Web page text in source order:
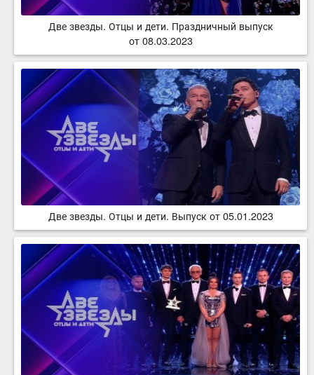
Две звезды. Отцы и дети. Праздничный выпуск
от 08.03.2023
Две звезды. Отцы и дети. Выпуск от 05.01.2023